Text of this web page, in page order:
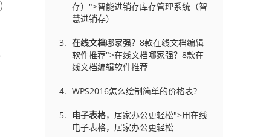
存）">智能进销存库存管理系统（智
慧进销存）
在线文档哪家强？8款在线文档编辑
软件推荐">在线文档哪家强？8款在
线文档编辑软件推荐
WPS2016怎么绘制简单的价格表?
电子表格，居家办公更轻松">用在线
电子表格，居家办公更轻松